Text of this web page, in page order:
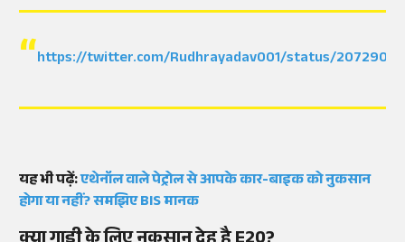
https://twitter.com/Rudhrayadav001/status/
यह भी पढ़ें:एथेनॉल वाले पेट्रोल से आपके कार-बाइक को नुकसान
होगा या नहीं? समझिए BIS मानक